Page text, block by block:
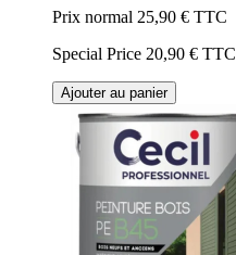
Prix normal 25,90 € TTC
Special Price 20,90 € TTC
Ajouter au panier